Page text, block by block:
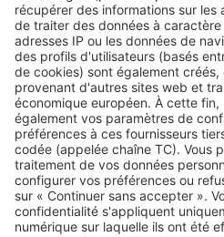
Retrouvez-nous sur …
A propos
Qui sommes-nous ?
Contacter le service client